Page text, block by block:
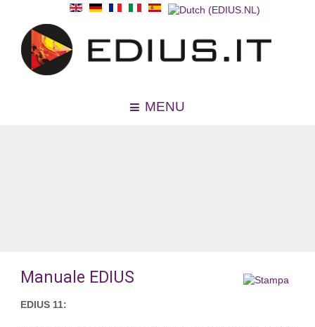
MENU
Manuale EDIUS
EDIUS 11: